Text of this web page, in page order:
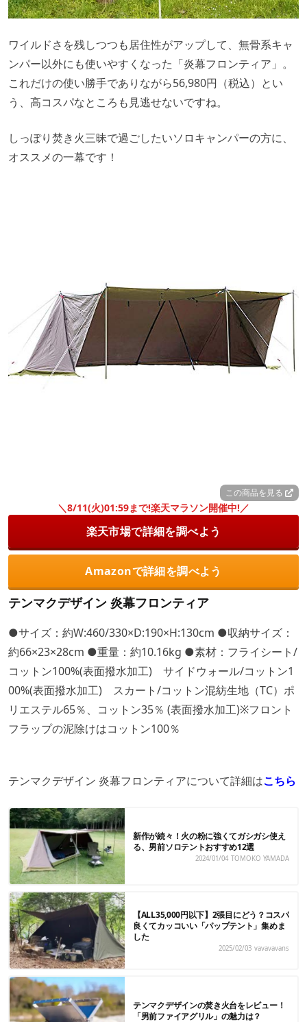
ワイルドさを残しつつも居住性がアップして、無骨系キャ
ンパー以外にも使いやすくなった「炎幕フロンティア」。
これだけの使い勝手でありながら56,980円（税込）とい
う、高コスパなところも見逃せないですね。
しっぽり焚き火三昧で過ごしたいソロキャンパーの方に、
オススメの一幕です！
この商品を見る
＼8/11(火)01:59まで!楽天マラソン開催中!／
楽天市場で詳細を調べよう
Amazonで詳細を調べよう
テンマクデザイン 炎幕フロンティア
●サイズ：約W:460/330×D:190×H:130cm ●収納サイズ：
約66×23×28cm ●重量：約10.16kg ●素材：フライシート/
コットン100%(表面撥水加工) サイドウォール/コットン1
00%(表面撥水加工) スカート/コットン混紡生地（TC）ポ
リエステル65％、コットン35％ (表面撥水加工)※フロント
フラップの泥除けはコットン100％
テンマクデザイン 炎幕フロンティアについて詳細はこちら
新作が続々！火の粉に強くてガシガシ使え
る、男前ソロテントおすすめ12選
2024/01/04 TOMOKO YAMADA
【ALL35,000円以下】2張目にどう？コスパ
良くてカッコいい「パップテント」集めま
した
2025/02/03 vavavavans
テンマクデザインの焚き火台をレビュー！
「男前ファイアグリル」の魅力は？